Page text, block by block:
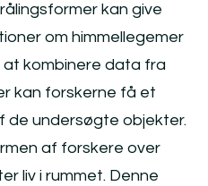
kan give
om himmellegemer
at kombinere data fra
kan forskerne få et
de undersøgte objekter.
af forskere over
liv i rummet. Denne